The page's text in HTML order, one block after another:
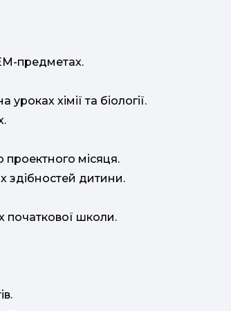
предметах.
хімії та біології.
проектного місяця.
здібностей дитини.
початкової школи.